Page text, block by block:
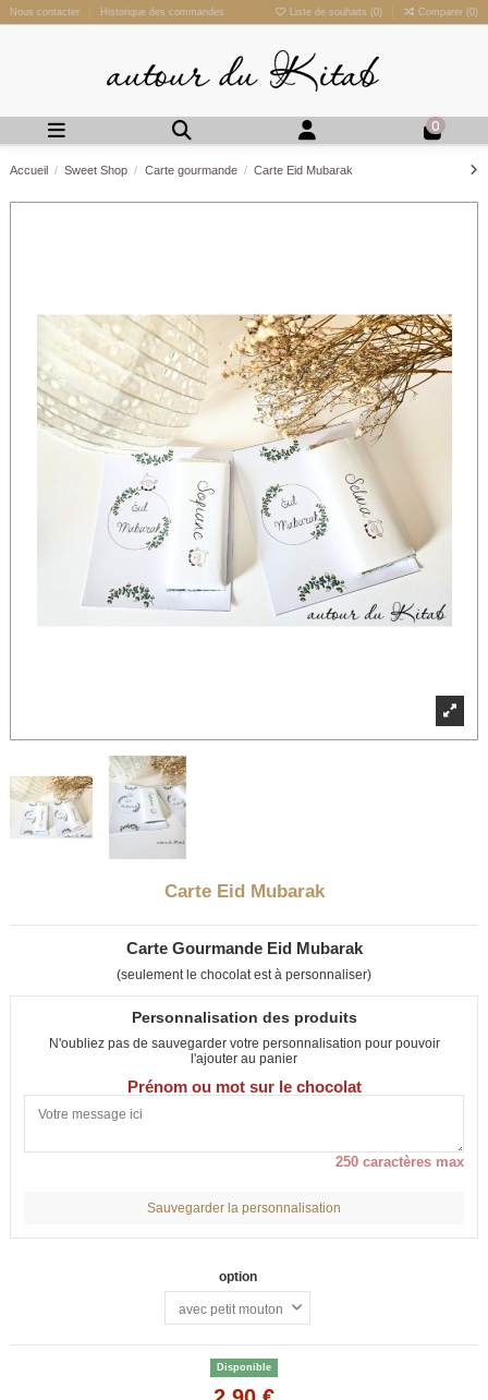
Nous contacter Historique des commandes Liste de souhaits (0) Comparer (0)
0
Accueil Sweet Shop Carte gourmande Carte Eid Mubarak
Carte Eid Mubarak
Carte Gourmande Eid Mubarak
(seulement le chocolat est à personnaliser)
Personnalisation des produits
N'oubliez pas de sauvegarder votre personnalisation pour pouvoir
l'ajouter au panier
Prénom ou mot sur le chocolat
250 caractères max
Sauvegarder la personnalisation
option
Disponible